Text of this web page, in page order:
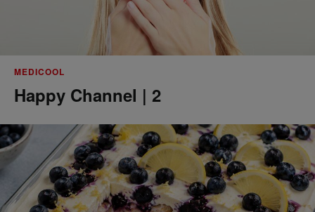
MEDICOOL
Happy Channel | 2